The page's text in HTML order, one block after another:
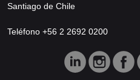
Santiago de Chile
Teléfono +56 2 2692 0200